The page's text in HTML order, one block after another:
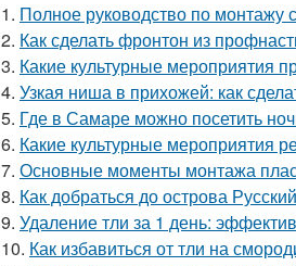
1. Полное руководство по монтажу
2. Как сделать фронтон из
3. Какие культурные мероприятия
4. Узкая ниша в прихожей: как
5. Где в Самаре можно посетить
6. Какие культурные мероприятия
7. Основные моменты монтажа
8. Как добраться до острова
9. Удаление тли за 1 день:
10. Как избавиться от тли на